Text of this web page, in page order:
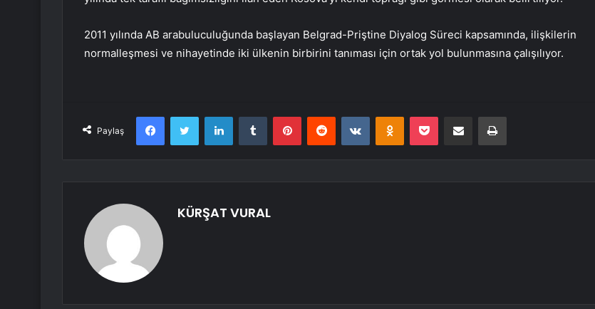
2011 yılında AB arabuluculuğunda başlayan Belgrad-Priştine Diyalog Süreci kapsamında, ilişkilerin
normalleşmesi ve nihayetinde iki ülkenin birbirini tanıması için ortak yol bulunmasına çalışılıyor.
Paylaş
FacebookTwitter LinkedInTumblr PinterestReddit VKontakteOdnoklassniki
Pocket E-Posta ile paylaş Yazdır
KÜRŞAT VURAL